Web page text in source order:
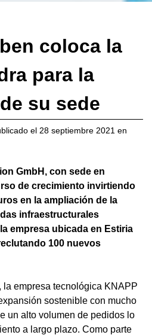
coloca la
para la
su sede
el 28 septiembre 2021 en
GmbH, con sede en
de crecimiento invirtiendo
en la ampliación de la
infraestructurales
empresa ubicada en Estiria
100 nuevos
la empresa tecnológica KNAPP
sostenible con mucho
un alto volumen de pedidos lo
a largo plazo. Como parte